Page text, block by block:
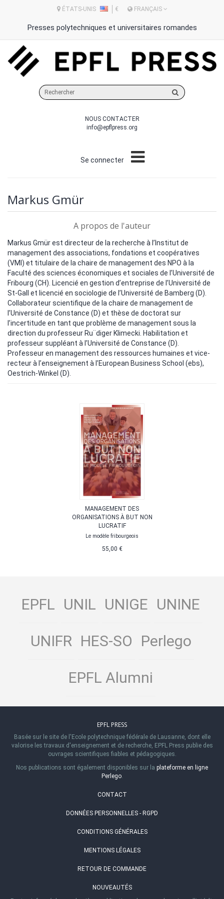
ÉTATS-UNIS € FRANÇAIS
Presses polytechniques et universitaires romandes
sur
site
NOUS CONTACTER
info@epflpress.org
Se connecter
Markus Gmür
A propos de l'auteur
Markus Gmür est directeur de la recherche à l’Institut de
management des associations, fondations et coopératives
(VMI) et titulaire de la chaire de management des NPO à la
Faculté des sciences économiques et sociales de l’Université de
Fribourg (CH). Licencié en gestion d’entreprise de l’Université de
St-Gall et licencié en sociologie de l’Université de Bamberg (D).
Collaborateur scientifique de la chaire de management de
l’Université de Constance (D) et thèse de doctorat sur
l’incertitude en tant que problème de management sous la
direction du professeur Ru¨diger Klimecki. Habilitation et
professeur suppléant à l’Université de Constance (D).
Professeur en management des ressources humaines et vice-
recteur à l’enseignement à l’European Business School (ebs),
Oestrich-Winkel (D).
MANAGEMENT DES
ORGANISATIONS À BUT NON
LUCRATIF
Le modèle fribourgeois
55,00 €
EPFL UNIL UNIGE UNINE
UNIFR HES-SO Perlego
EPFL Alumni
EPFL PRESS
Basée sur le site de l'Ecole polytechnique fédérale de Lausanne, dont elle
valorise les travaux d'enseignement et de recherche, EPFL Press publie des
ouvrages scientifiques fiables et pédagogiques.
Nos publications sont également disponibles sur la plateforme en ligne
Perlego.
CONTACT
DONNÉES PERSONNELLES - RGPD
CONDITIONS GÉNÉRALES
MENTIONS LÉGALES
RETOUR DE COMMANDE
NOUVEAUTÉS